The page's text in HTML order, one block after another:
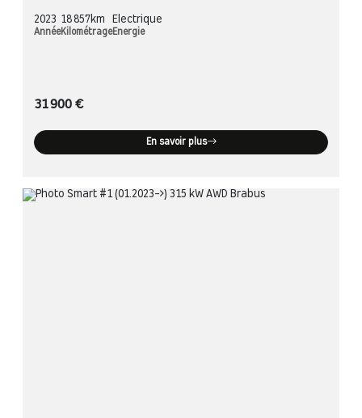
2023
Année
18 857km
Kilométrage
Electrique
Energie
31 900 €
En savoir plus